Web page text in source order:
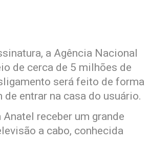
a Agência Nacional
de cerca de 5 milhões de
será feito de forma
entrar na casa do usuário.
receber um grande
a cabo, conhecida